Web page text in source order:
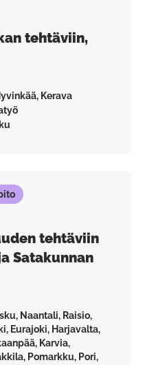
tehtäviin,
Kerava
tehtäviin
Satakunnan
Naantali, Raisio,
Eurajoki, Harjavalta,
Karvia,
Pomarkku, Pori,